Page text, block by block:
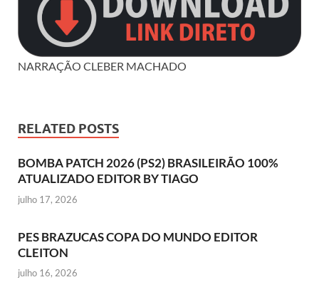
NARRAÇÃO CLEBER MACHADO
RELATED POSTS
BOMBA PATCH 2026 (PS2) BRASILEIRÃO 100%
ATUALIZADO EDITOR BY TIAGO
julho 17, 2026
PES BRAZUCAS COPA DO MUNDO EDITOR
CLEITON
julho 16, 2026